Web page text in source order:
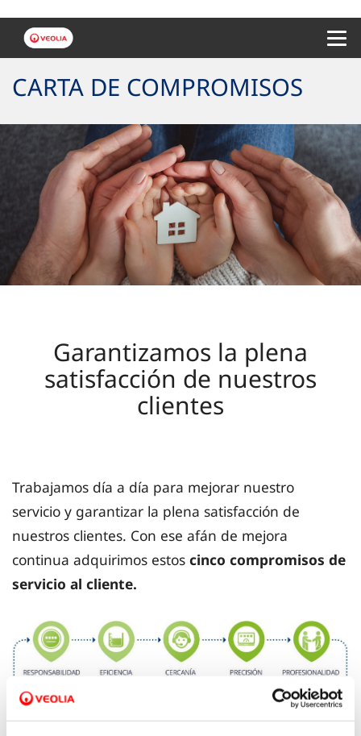
CARTA DE COMPROMISOS
Garantizamos la plena
satisfacción de nuestros
clientes
Trabajamos día a día para mejorar nuestro
servicio y garantizar la plena satisfacción de
nuestros clientes. Con ese afán de mejora
continua adquirimos estos cinco compromisos de
servicio al cliente.